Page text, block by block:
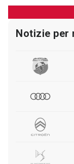
Notizie per